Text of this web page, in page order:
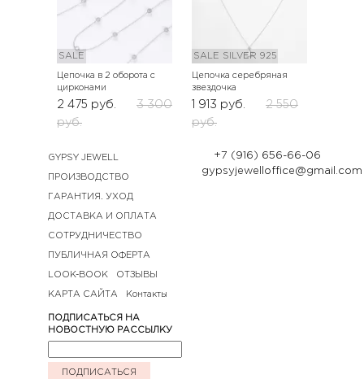
SALE
Цепочка в 2 оборота с
цирконами
2 475 руб.
3 300
руб.
SALE SILVER 925
Цепочка серебряная
звездочка
1 913 руб.
2 550
руб.
GYPSY JEWELL
ПРОИЗВОДСТВО
ГАРАНТИЯ. УХОД
ДОСТАВКА И ОПЛАТА
СОТРУДНИЧЕСТВО
ПУБЛИЧНАЯ ОФЕРТА
LOOK-BOOK ОТЗЫВЫ
КАРТА САЙТА Контакты
+7 (916) 656-66-06
gypsyjewelloffice@gmail.com
ПОДПИСАТЬСЯ НА
НОВОСТНУЮ РАССЫЛКУ
ПОДПИСАТЬСЯ